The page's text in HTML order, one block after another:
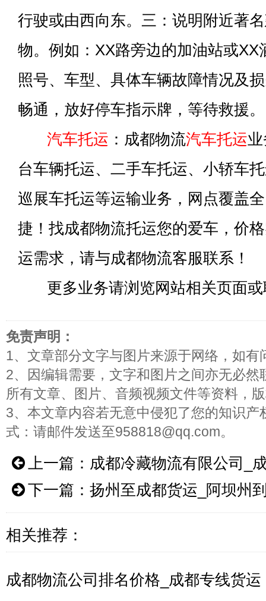
行驶或由西向东。三：说明附近著
物。例如：XX路旁边的加油站或
照号、车型、具体车辆故障情况及
畅通，放好停车指示牌，等待救援。
汽车托运 ：成都物流汽车托运
台车辆托运、二手车托运、小轿车
巡展车托运等运输业务，网点覆盖
捷！找成都物流托运您的爱车，价
运需求，请与成都物流客服联系！
更多业务请浏览网站相关页
免责声明：
1、文章部分文字与图片来源于网络，如有
2、因编辑需要，文字和图片之间亦无必
所有文章、图片、音频视频文件等资料，
3、本文章内容若无意中侵犯了您的知识
式：请邮件发送至958818@qq.com。
上一篇： 成都冷藏物流有限公司_
下一篇： 扬州至成都货运_阿坝州
相关推荐：
成都物流公司排名价格_成都专线货运